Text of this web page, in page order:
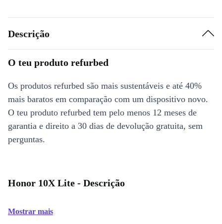
Descrição
O teu produto refurbed
Os produtos refurbed são mais sustentáveis e até 40%
mais baratos em comparação com um dispositivo novo.
O teu produto refurbed tem pelo menos 12 meses de
garantia e direito a 30 dias de devolução gratuita, sem
perguntas.
Honor 10X Lite - Descrição
Mostrar mais